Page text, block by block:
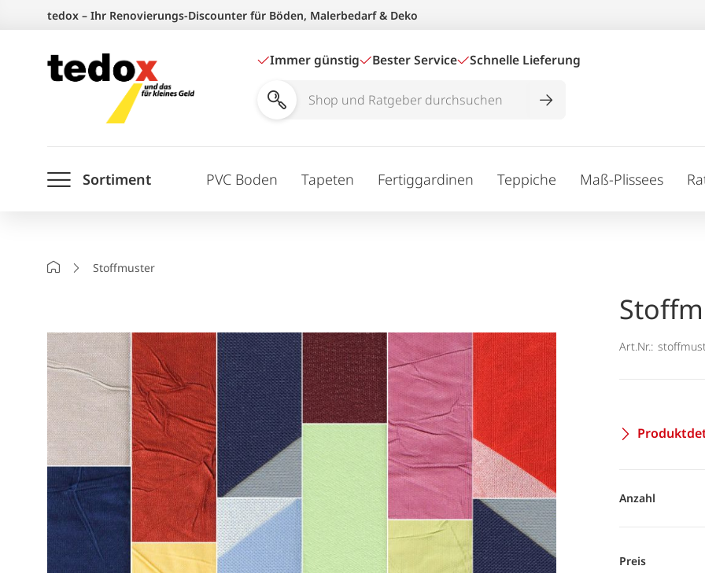
springen
tedox – Ihr Renovierungs-Discounter für Böden, Malerbedarf & Deko
Immer günstig Bester Service Schnelle Lieferung
Shop
durchsuchen
Sortiment PVC Boden Tapeten Fertiggardinen Teppiche Maß-Plissees
StartseiteStoffmuster
Art.Nr.:
Anzahl
Preis